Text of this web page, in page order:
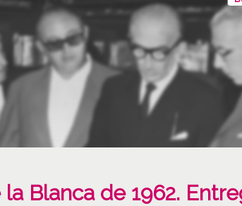
Blanca de 1962.